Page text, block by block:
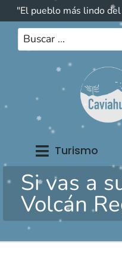
"El pueblo más lindo
Turismo
Si vas a
Volcán